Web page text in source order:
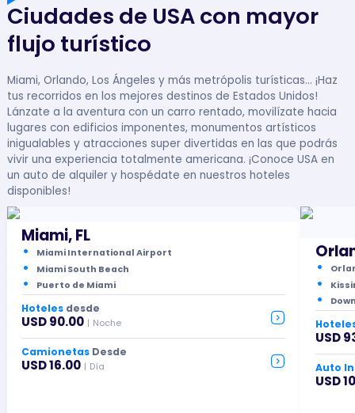
Ciudades de USA con mayor
flujo turístico
Miami, Orlando, Los Ángeles y más metrópolis turísticas... ¡Haz
tus recorridos en los mejores destinos de Estados Unidos!
Lánzate a la aventura con un carro rentado, movilízate hacia
lugares con edificios imponentes, monumentos artísticos
inigualables y atracciones super divertidas en las que podrás
vivir una experiencia totalmente americana. ¡Conoce USA en
un auto de alquiler y hospédate en nuestros hoteles
disponibles!
Miami, FL
Miami International Airport
Miami South Beach
Puerto de Miami
Hoteles desde
USD 90.00 | Noche
Camionetas Desde
USD 16.00 | Día
USD
Auto
USD